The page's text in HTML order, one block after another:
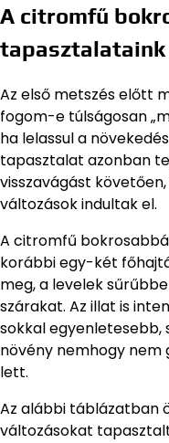
A citromfű
tapasztalataink
Az első metszés előtt
fogom-e túlságosan
ha lelassul a
tapasztalat azonban
visszavágást
változások indultak el.
A citromfű
korábbi egy-két
meg, a levelek
szárakat. Az illat is
sokkal egyenletesebb,
növény nemhogy
lett.
Az alábbi táblázatban
változásokat